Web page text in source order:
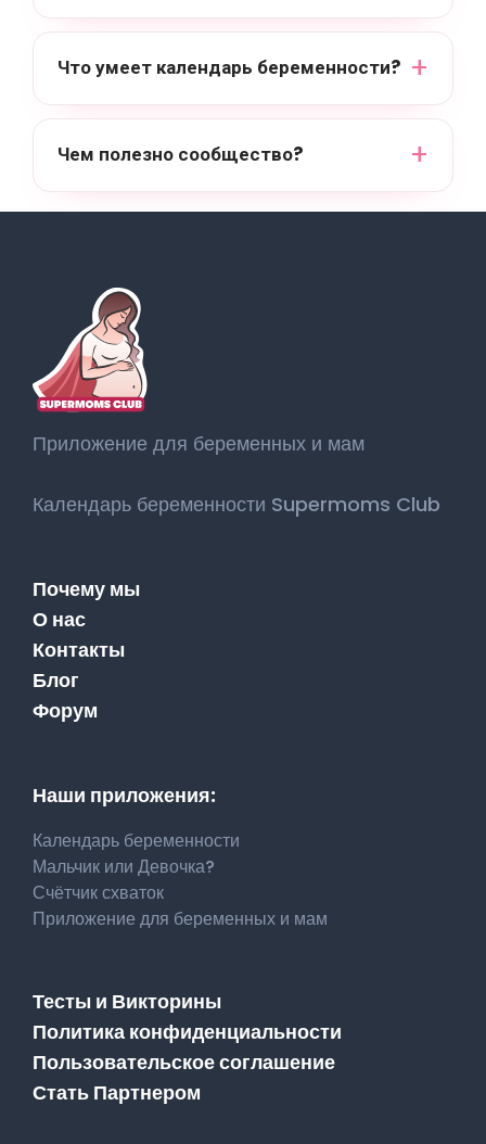
Что умеет календарь беременности?
Чем полезно сообщество?
Приложение для беременных и мам
Календарь беременности Supermoms Club
Почему мы
О нас
Контакты
Блог
Форум
Наши приложения:
Календарь беременности
Мальчик или Девочка?
Счётчик схваток
Приложение для беременных и мам
Тесты и Викторины
Политика конфиденциальности
Пользовательское соглашение
Стать Партнером